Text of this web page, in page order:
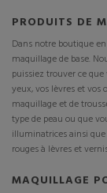
PRODUITS DE
Dans notre boutique
maquillage de base.
puissiez trouver ce
yeux, vos lèvres et vos
maquillage et de
type de peau ou que
illuminatrices ainsi
rouges à lèvres et
MAQUILLAGE